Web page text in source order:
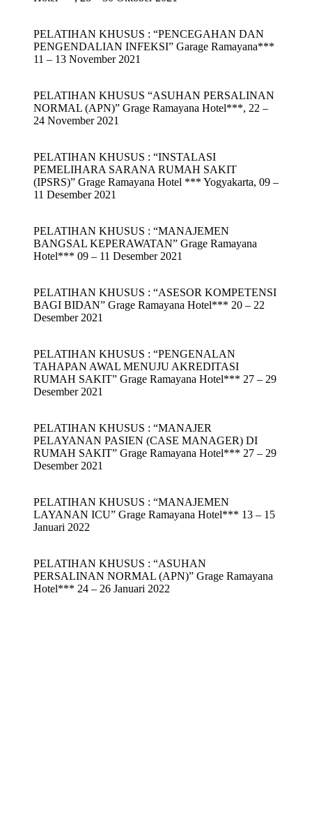
PELATIHAN KHUSUS : “PENCEGAHAN DAN
PENGENDALIAN INFEKSI” Garage Ramayana***
11 – 13 November 2021
PELATIHAN KHUSUS “ASUHAN PERSALINAN
NORMAL (APN)” Grage Ramayana Hotel***, 22 –
24 November 2021
PELATIHAN KHUSUS : “INSTALASI
PEMELIHARA SARANA RUMAH SAKIT
(IPSRS)” Grage Ramayana Hotel *** Yogyakarta, 09 –
11 Desember 2021
PELATIHAN KHUSUS : “MANAJEMEN
BANGSAL KEPERAWATAN” Grage Ramayana
Hotel*** 09 – 11 Desember 2021
PELATIHAN KHUSUS : “ASESOR KOMPETENSI
BAGI BIDAN” Grage Ramayana Hotel*** 20 – 22
Desember 2021
PELATIHAN KHUSUS : “PENGENALAN
TAHAPAN AWAL MENUJU AKREDITASI
RUMAH SAKIT” Grage Ramayana Hotel*** 27 – 29
Desember 2021
PELATIHAN KHUSUS : “MANAJER
PELAYANAN PASIEN (CASE MANAGER) DI
RUMAH SAKIT” Grage Ramayana Hotel*** 27 – 29
Desember 2021
PELATIHAN KHUSUS : “MANAJEMEN
LAYANAN ICU” Grage Ramayana Hotel*** 13 – 15
Januari 2022
PELATIHAN KHUSUS : “ASUHAN
PERSALINAN NORMAL (APN)” Grage Ramayana
Hotel*** 24 – 26 Januari 2022